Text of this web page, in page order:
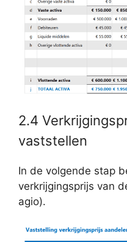
2.4
vaststellen
In de volgende stap
verkrijgingsprijs van
agio).